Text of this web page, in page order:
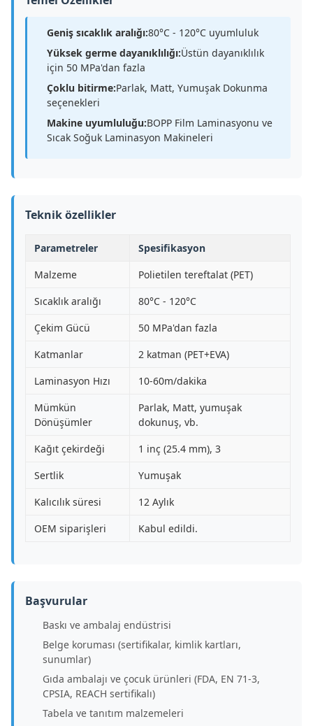
Geniş sıcaklık aralığı:80°C - 120°C uyumluluk
Yüksek germe dayanıklılığı:Üstün dayanıklılık
için 50 MPa'dan fazla
Çoklu bitirme:Parlak, Matt, Yumuşak Dokunma
seçenekleri
Makine uyumluluğu:BOPP Film Laminasyonu ve
Sıcak Soğuk Laminasyon Makineleri
Teknik özellikler
Parametreler
Spesifikasyon
Malzeme
Polietilen tereftalat (PET)
Sıcaklık aralığı
80°C - 120°C
Çekim Gücü
50 MPa'dan fazla
Katmanlar
2 katman (PET+EVA)
Laminasyon Hızı
10-60m/dakika
Mümkün
Dönüşümler
Parlak, Matt, yumuşak
dokunuş, vb.
Kağıt çekirdeği
1 inç (25.4 mm), 3
Sertlik
Yumuşak
Kalıcılık süresi
12 Aylık
OEM siparişleri
Kabul edildi.
Başvurular
Baskı ve ambalaj endüstrisi
Belge koruması (sertifikalar, kimlik kartları,
sunumlar)
Gıda ambalajı ve çocuk ürünleri (FDA, EN 71-3,
CPSIA, REACH sertifikalı)
Tabela ve tanıtım malzemeleri